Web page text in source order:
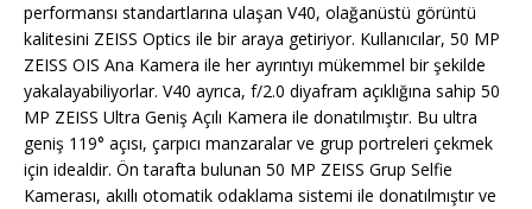
performansı standartlarına ulaşan V40, olağanüstü görüntü
kalitesini ZEISS Optics ile bir araya getiriyor. Kullanıcılar, 50 MP
ZEISS OIS Ana Kamera ile her ayrıntıyı mükemmel bir şekilde
yakalayabiliyorlar. V40 ayrıca, f/2.0 diyafram açıklığına sahip 50
MP ZEISS Ultra Geniş Açılı Kamera ile donatılmıştır. Bu ultra
geniş 119° açısı, çarpıcı manzaralar ve grup portreleri çekmek
için idealdir. Ön tarafta bulunan 50 MP ZEISS Grup Selfie
Kamerası, akıllı otomatik odaklama sistemi ile donatılmıştır ve